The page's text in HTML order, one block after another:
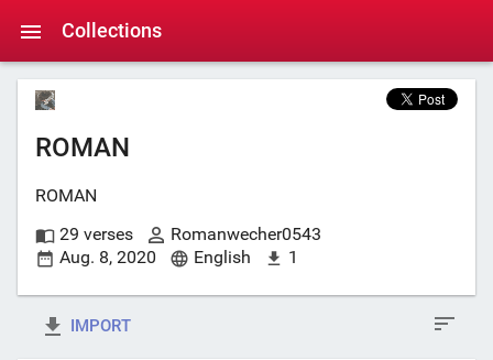
Collections
ROMAN
ROMAN
29 verses
Romanwecher0543
Aug. 8, 2020
English 1
IMPORT